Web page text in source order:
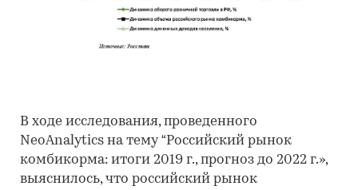
В ходе исследования, проведенного
NeoAnalytics на тему “Российский рынок
комбикорма: итоги 2019 г., прогноз до 2022 г.»,
выяснилось, что российский рынок